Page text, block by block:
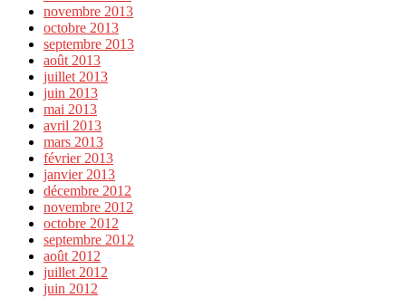
novembre 2013
octobre 2013
septembre 2013
août 2013
juillet 2013
juin 2013
mai 2013
avril 2013
mars 2013
février 2013
janvier 2013
décembre 2012
novembre 2012
octobre 2012
septembre 2012
août 2012
juillet 2012
juin 2012